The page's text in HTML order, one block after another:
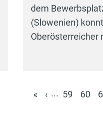
dem
(Slowenien)
Oberösterreicher
« ‹ ... 59 60